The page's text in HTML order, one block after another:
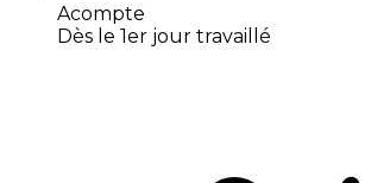
Acompte
Dès le 1er jour travaillé